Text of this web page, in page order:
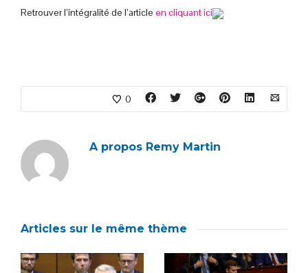
Retrouver l’intégralité de l’article en cliquant ici
0
A propos Remy Martin
Articles sur le même thème